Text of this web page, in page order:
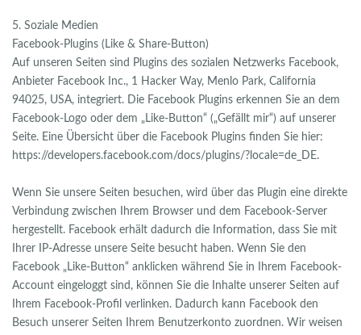
5. Soziale Medien
Facebook-Plugins (Like & Share-Button)
Auf unseren Seiten sind Plugins des sozialen Netzwerks Facebook,
Anbieter Facebook Inc., 1 Hacker Way, Menlo Park, California
94025, USA, integriert. Die Facebook Plugins erkennen Sie an dem
Facebook-Logo oder dem „Like-Button“ („Gefällt mir“) auf unserer
Seite. Eine Übersicht über die Facebook Plugins finden Sie hier:
https://developers.facebook.com/docs/plugins/?locale=de_DE.
Wenn Sie unsere Seiten besuchen, wird über das Plugin eine direkte
Verbindung zwischen Ihrem Browser und dem Facebook-Server
hergestellt. Facebook erhält dadurch die Information, dass Sie mit
Ihrer IP-Adresse unsere Seite besucht haben. Wenn Sie den
Facebook „Like-Button“ anklicken während Sie in Ihrem Facebook-
Account eingeloggt sind, können Sie die Inhalte unserer Seiten auf
Ihrem Facebook-Profil verlinken. Dadurch kann Facebook den
Besuch unserer Seiten Ihrem Benutzerkonto zuordnen. Wir weisen